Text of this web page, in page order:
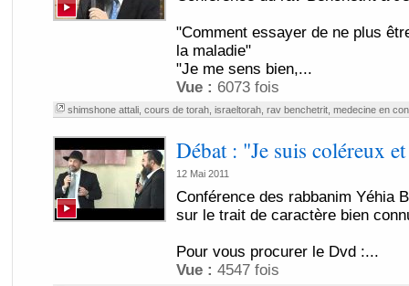
"Comment essayer de ne plus
la maladie"
"Je me sens bien,...
Vue : 6073 fois
shimshone attali, cours de torah, israeltorah, rav benchetrit, medecine en
Débat : "Je suis coléreux
12 Mai 2011
Conférence des rabbanim Yéhia
sur le trait de caractère bien
Pour vous procurer le Dvd :...
Vue : 4547 fois